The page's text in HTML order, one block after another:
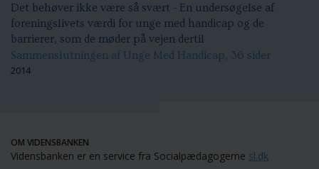
Det behøver ikke være så svært - En undersøgelse af
foreningslivets værdi for unge med handicap og de
barrierer, som de møder på vejen dertil
Sammenslutningen af Unge Med Handicap, 36 sider
2014
OM VIDENSBANKEN
Vidensbanken er en service fra Socialpædagogerne sl.dk